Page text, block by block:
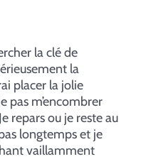
la clé de
la
placer la jolie
pas m’encombrer
repars ou je reste au
longtemps et je
vaillamment